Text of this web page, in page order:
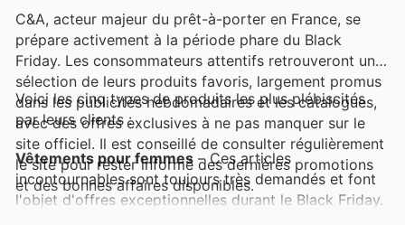
C&A, acteur majeur du prêt-à-porter en France, se
prépare activement à la période phare du Black
Friday. Les consommateurs attentifs retrouveront une
sélection de leurs produits favoris, largement promus
dans les publicités hebdomadaires et les catalogues,
avec des offres exclusives à ne pas manquer sur le
site officiel. Il est conseillé de consulter régulièrement
le site pour rester informé des dernières promotions
et des bonnes affaires disponibles.
Voici les cinq types de produits les plus plébiscités
par leurs clients :
Vêtements pour femmes – Ces articles
incontournables sont toujours très demandés et font
l'objet d'offres exceptionnelles durant le Black Friday.